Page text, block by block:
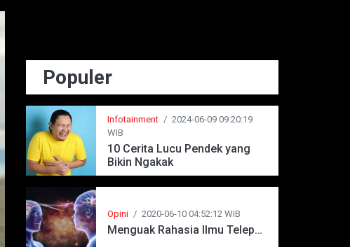
Populer
Infotainment / 2024-06-09 09:20:19
WIB
10 Cerita Lucu Pendek yang
Bikin Ngakak
Opini / 2020-06-10 04:52:12 WIB
Menguak Rahasia Ilmu Telepati